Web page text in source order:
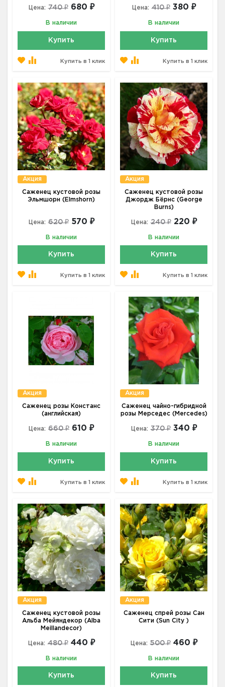
Цена: 740 ₽ 680 ₽
В наличии
Купить
Купить в 1 клик
Цена: 410 ₽ 380 ₽
В наличии
Купить
Купить в 1 клик
Акция
Саженец кустовой розы
Эльмшорн (Elmshorn)
Цена: 620 ₽ 570 ₽
В наличии
Купить
Купить в 1 клик
Акция
Саженец кустовой розы
Джордж Бёрнс (George
Burns)
Цена: 240 ₽ 220 ₽
В наличии
Купить
Купить в 1 клик
Акция
Саженец розы Констанс
(английская)
Цена: 660 ₽ 610 ₽
В наличии
Купить
Купить в 1 клик
Акция
Саженец чайно-гибридной
розы Мерседес (Mercedes)
Цена: 370 ₽ 340 ₽
В наличии
Купить
Купить в 1 клик
Акция
Саженец кустовой розы
Альба Мейяндекор (Alba
Meillandecor)
Цена: 480 ₽ 440 ₽
В наличии
Купить
Акция
Саженец спрей розы Сан
Сити (Sun City )
Цена: 500 ₽ 460 ₽
В наличии
Купить